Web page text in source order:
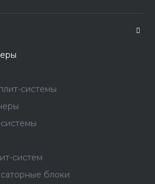
системы
систем
блоки